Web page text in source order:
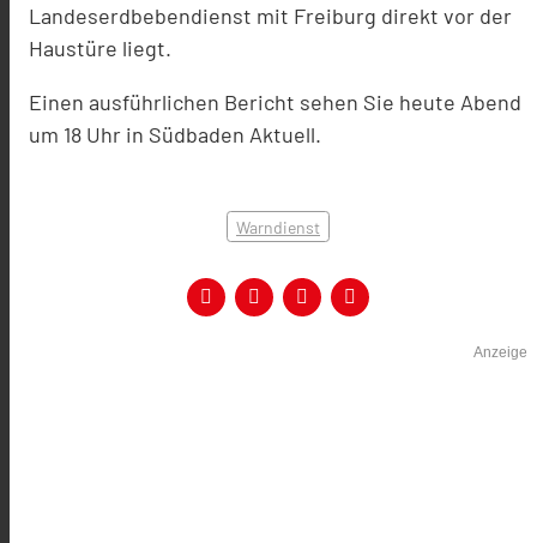
Landeserdbebendienst mit Freiburg direkt vor der
Haustüre liegt.
Einen ausführlichen Bericht sehen Sie heute Abend
um 18 Uhr in Südbaden Aktuell.
Warndienst
Anzeige